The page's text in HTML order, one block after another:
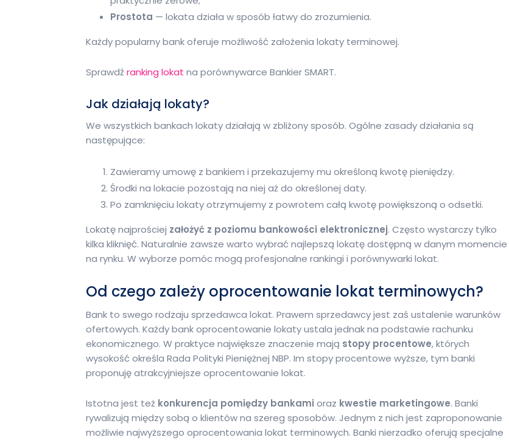
Prostota — lokata działa w sposób łatwy do zrozumienia.
Każdy popularny bank oferuje możliwość założenia lokaty terminowej.
Sprawdźranking lokat na porównywarce Bankier SMART.
Jak działają lokaty?
We wszystkich bankach lokaty działają w zbliżony sposób. Ogólne zasady działania są
następujące:
Zawieramy umowę z bankiem i przekazujemy mu określoną kwotę pieniędzy.
Środki na lokacie pozostają na niej aż do określonej daty.
Po zamknięciu lokaty otrzymujemy z powrotem całą kwotę powiększoną o odsetki.
Lokatę najprościej założyć z poziomu bankowości elektronicznej. Często wystarczy tylko
kilka kliknięć. Naturalnie zawsze warto wybrać najlepszą lokatę dostępną w danym momencie
na rynku. W wyborze pomóc mogą profesjonalne rankingi i porównywarki lokat.
Od czego zależy oprocentowanie lokat terminowych?
Bank to swego rodzaju sprzedawca lokat. Prawem sprzedawcy jest zaś ustalenie warunków
ofertowych. Każdy bank oprocentowanie lokaty ustala jednak na podstawie rachunku
ekonomicznego. W praktyce największe znaczenie mają stopy procentowe, których
wysokość określa Rada Polityki Pieniężnej NBP. Im stopy procentowe wyższe, tym banki
proponuję atrakcyjniejsze oprocentowanie lokat.
Istotna jest też konkurencja pomiędzy bankami oraz kwestie marketingowe. Banki
rywalizują między sobą o klientów na szereg sposobów. Jednym z nich jest zaproponowanie
możliwie najwyższego oprocentowania lokat terminowych. Banki nierzadko oferują specjalne